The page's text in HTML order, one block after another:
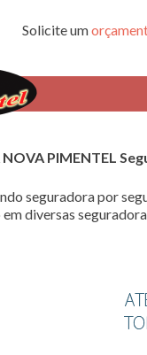
Solicite um
NOVA PIMENTEL
seguradora por
diversas